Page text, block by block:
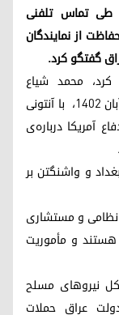
فدرال طی تماس تلفنی
از نمایندگان
گفتگو کرد.
کرد، محمد شیاع
السودانی، نخست‌وزیر عراق، روز دوشنبه، اول آبان ۱۴۰۲، با آنتونی
آمریکا درباره‌ی
و واشنگتن بر
نظامی و مستشاری
هستند و مأموریت
نیروهای مسلح
عراق حملات